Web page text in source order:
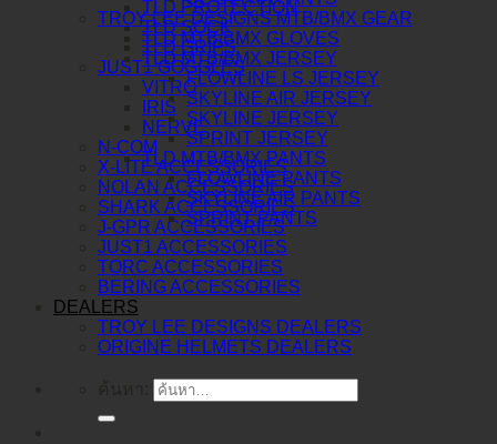
TLD PROTECTION
TLD SOCK
TLD GRIPS
JUST1 GOGGLES
VITRO
IRIS
NERVE
N-COM
X-LITE ACCESSORIES
NOLAN ACCESSORIES
SHARK ACCESSORIES
J-GPR ACCESSORIES
JUST1 ACCESSORIES
TORC ACCESSORIES
BERING ACCESSORIES
DEALERS
TROY LEE DESIGNS DEALERS
ORIGINE HELMETS DEALERS
TROY LEE DESIGNS MTB/BMX GEAR
TLD MTB/BMX GLOVES
TLD MTB/BMX JERSEY
FLOWLINE LS JERSEY
SKYLINE AIR JERSEY
SKYLINE JERSEY
SPRINT JERSEY
TLD MTB/BMX PANTS
FLOWLINE PANTS
SKYLINE AIR PANTS
SPRINT PANTS